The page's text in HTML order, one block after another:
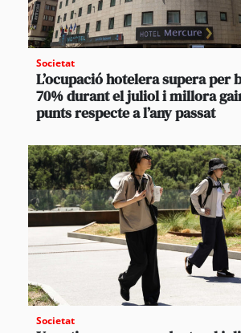
Societat
L’ocupació hotelera supera per
70% durant el juliol i millora
punts respecte a l’any passat
Societat